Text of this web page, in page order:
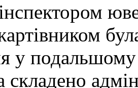
у подальшому
складено